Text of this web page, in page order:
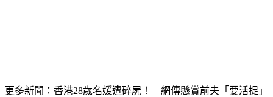
更多新聞： 香港28歲名媛遭碎屍！　網傳懸賞前夫「要活捉」